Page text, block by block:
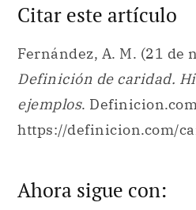
Citar este artículo
Fernández, A. M. (21 de
Definición de caridad.
ejemplos.
https://definicion.com/
Ahora sigue con: